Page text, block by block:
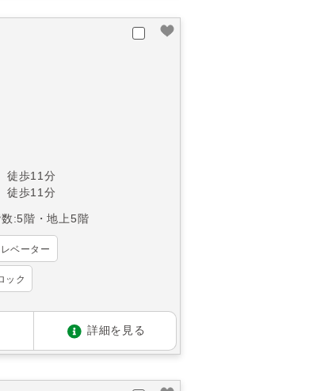
徒歩11分
徒歩11分
:5階・地上5階
ベーター
ック
詳細を見る